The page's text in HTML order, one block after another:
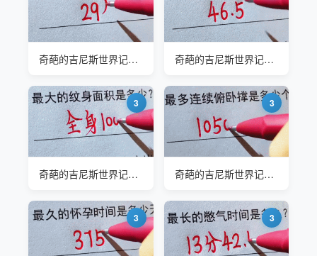
奇葩的吉尼斯世界记录#配偶数量最多的是多少人 奇葩的吉尼斯世界记录#人体最高体温是多少
3
奇葩的吉尼斯世界记录#最大的纹身面积是多少
3
奇葩的吉尼斯世界记录#最多连续俯卧撑是多少个
3 3